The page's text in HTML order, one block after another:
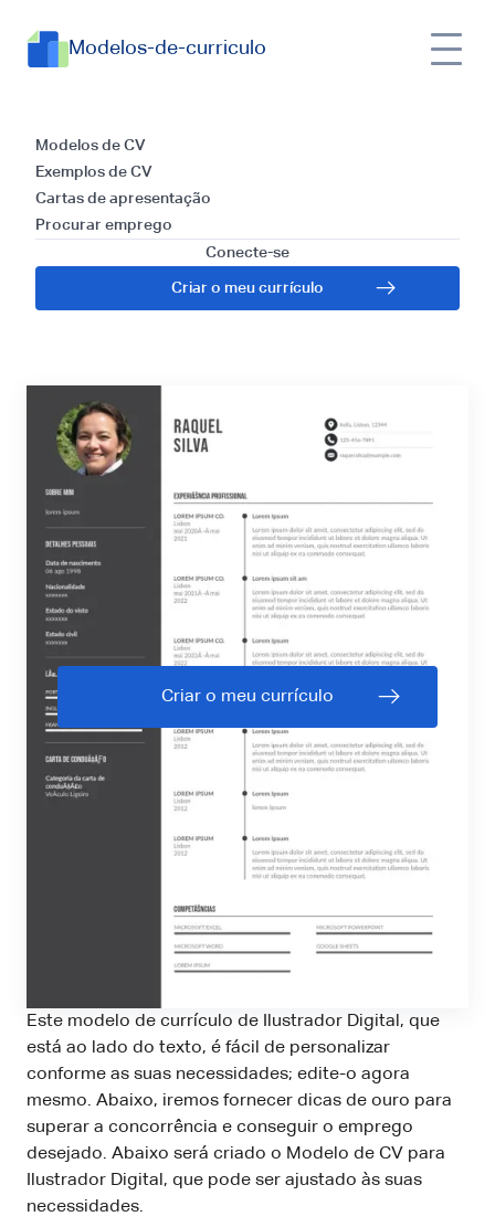
Modelos-de-curriculo
Modelos de CV
Exemplos de CV
Cartas de apresentação
Procurar emprego
Conecte-se
Criar o meu currículo
Currículos para
Ilustrador Digital:
Guia e Dicas para
2026
Criar o meu currículo
Este modelo de currículo de Ilustrador Digital, que
está ao lado do texto, é fácil de personalizar
conforme as suas necessidades; edite-o agora
mesmo. Abaixo, iremos fornecer dicas de ouro para
superar a concorrência e conseguir o emprego
desejado. Abaixo será criado o Modelo de CV para
Ilustrador Digital, que pode ser ajustado às suas
necessidades.